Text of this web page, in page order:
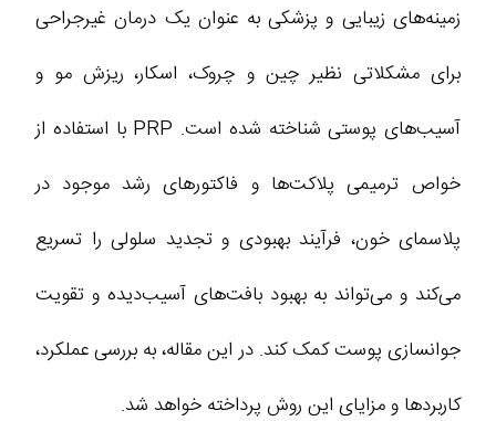
زمینه‌های زیبایی و پزشکی به عنوان یک درمان غیرجراحی
برای مشکلاتی نظیر چین و چروک، اسکار، ریزش مو و
آسیب‌های پوستی شناخته شده است. PRP با استفاده از
خواص ترمیمی پلاکت‌ها و فاکتورهای رشد موجود در
پلاسمای خون، فرآیند بهبودی و تجدید سلولی را تسریع
می‌کند و می‌تواند به بهبود بافت‌های آسیب‌دیده و تقویت
جوانسازی پوست کمک کند. در این مقاله، به بررسی عملکرد،
کاربردها و مزایای این روش پرداخته خواهد شد.